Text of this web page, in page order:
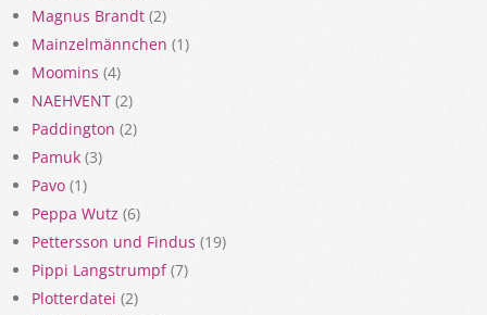
Magnus Brandt (2)
Mainzelmännchen (1)
Moomins (4)
NAEHVENT (2)
Paddington (2)
Pamuk (3)
Pavo (1)
Peppa Wutz (6)
Pettersson und Findus (19)
Pippi Langstrumpf(7)
Plotterdatei (2)